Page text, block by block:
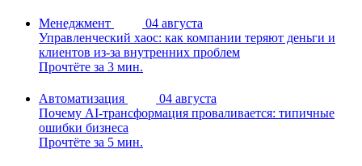
Менеджмент
04 августа
Управленческий хаос: как компании теряют деньги и
клиентов из-за внутренних проблем
Прочтёте за 3 мин.
Автоматизация
04 августа
Почему AI-трансформация проваливается: типичные
ошибки бизнеса
Прочтёте за 5 мин.